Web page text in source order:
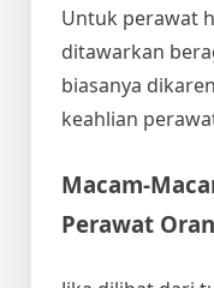
Untuk perawat
ditawarkan
biasanya
keahlian
Macam-
Perawat